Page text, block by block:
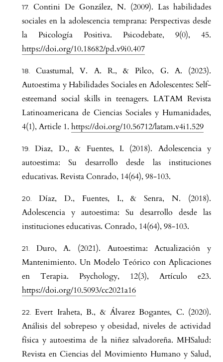
Contini De González, N. (2009). Las habilidades
sociales en la adolescencia temprana: Perspectivas desde
la Psicología Positiva. Psicodebate, 9(0), 45.
https://doi.org/10.18682/pd.v9i0.407
Cuastumal, V. A. R., & Pilco, G. A. (2023).
Autoestima y Habilidades Sociales en Adolescentes: Self-
esteemand social skills in teenagers. LATAM Revista
Latinoamericana de Ciencias Sociales y Humanidades,
4(1), Article 1. https://doi.org/10.56712/latam.v4i1.529
Diaz, D., & Fuentes, I. (2018). Adolescencia y
autoestima: Su desarrollo desde las instituciones
educativas. Revista Conrado, 14(64), 98-103.
Díaz, D., Fuentes, I., & Senra, N. (2018).
Adolescencia y autoestima: Su desarrollo desde las
instituciones educativas. Conrado, 14(64), 98-103.
Duro, A. (2021). Autoestima: Actualización y
Mantenimiento. Un Modelo Teórico con Aplicaciones
en Terapia. Psychology, 12(3), Artículo e23.
https://doi.org/10.5093/cc2021a16
Evert Iraheta, B., & Álvarez Bogantes, C. (2020).
Análisis del sobrepeso y obesidad, niveles de actividad
física y autoestima de la niñez salvadoreña. MHSalud:
Revista en Ciencias del Movimiento Humano y Salud,